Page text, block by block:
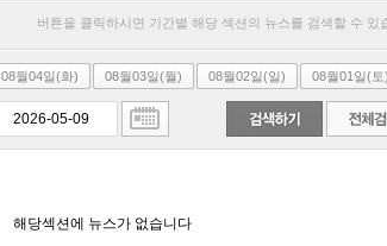
버튼을 클릭하시면 기간별 해당 섹션의 뉴스를 검색할 수 있
08월04일(화) 08월03일(월) 08월02일(일) 08월01일(토)
해당섹션에 뉴스가 없습니다